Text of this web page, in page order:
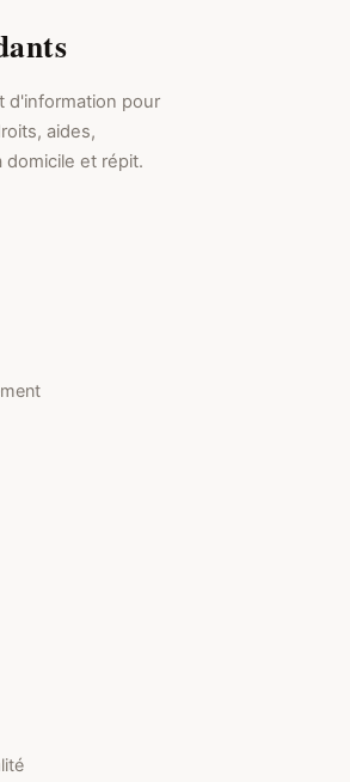
d'information pour
aides,
domicile et répit.